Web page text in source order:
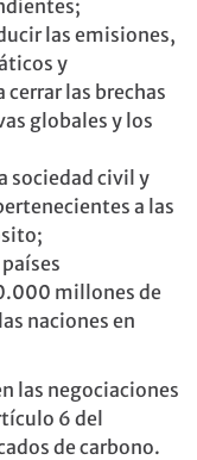
las emisiones,
y
las brechas
globales y los
sociedad civil y
a las
millones de
naciones en
las negociaciones
6 del
de carbono.